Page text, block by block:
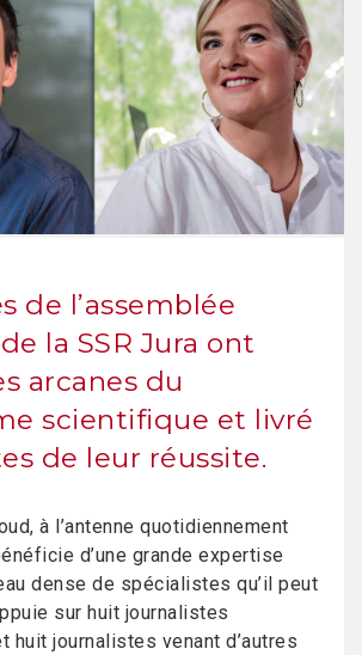
de l’assemblée
la SSR Jura ont
arcanes du
scientifique et livré
de leur réussite.
à l’antenne quotidiennement
d’une grande expertise
dense de spécialistes qu’il peut
sur huit journalistes
huit journalistes venant d’autres